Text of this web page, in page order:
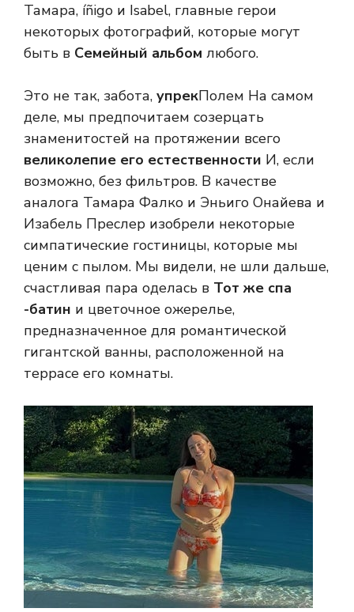
Тамара, íñigo и Isabel, главные герои
некоторых фотографий, которые могут
быть в Семейный альбом любого.
Это не так, забота, упрекПолем На самом
деле, мы предпочитаем созерцать
знаменитостей на протяжении всего
великолепие его естественности И, если
возможно, без фильтров. В качестве
аналога Тамара Фалко и Эньиго Онайева и
Изабель Преслер изобрели некоторые
симпатические гостиницы, которые мы
ценим с пылом. Мы видели, не шли дальше,
счастливая пара оделась в Тот же спа
-батин и цветочное ожерелье,
предназначенное для романтической
гигантской ванны, расположенной на
террасе его комнаты.